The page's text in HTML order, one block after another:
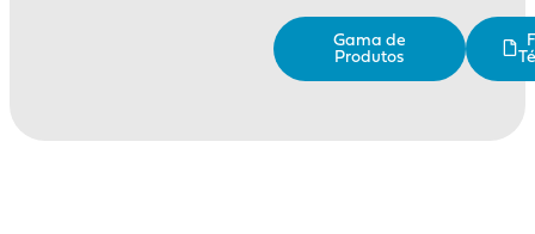
Gama de
Produtos